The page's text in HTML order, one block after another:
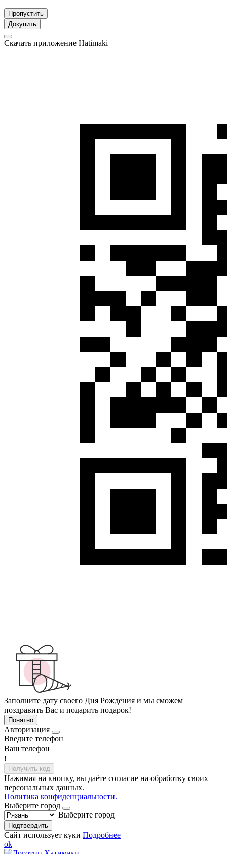
Пропустить
Докупить
Скачать приложение Hatimaki
Заполните дату своего Дня Рождения и мы сможем
поздравить Вас и подарить подарок!
Понятно
Авторизация
Введите телефон
Ваш телефон
!
Получить код
Нажимая на кнопку, вы даёте согласие на обработку своих
персональных данных.
Политика конфиденциальности.
Выберите город
Выберите город
Подтвердить
Сайт использует куки Подробнее
ok